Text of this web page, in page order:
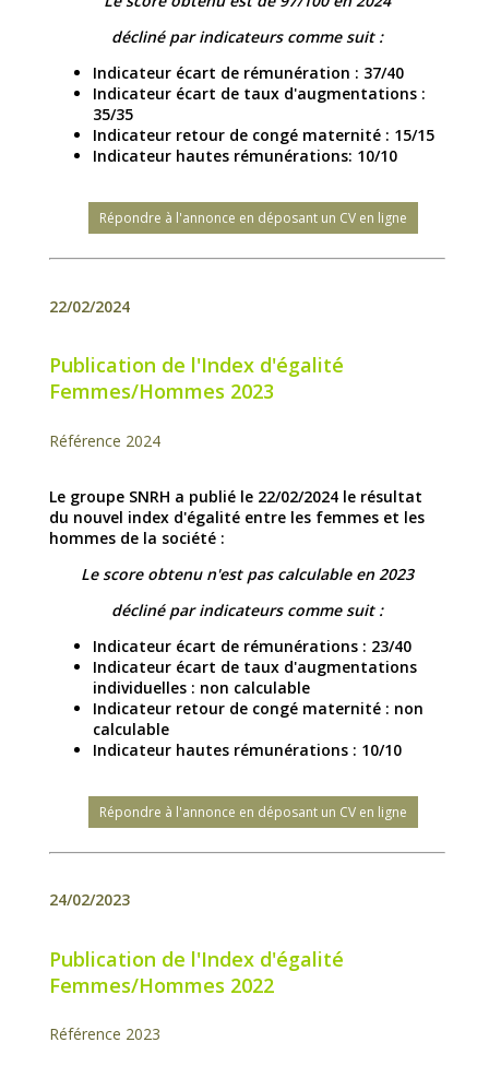
décliné par indicateurs comme suit :
Indicateur écart de rémunération : 37/40
Indicateur écart de taux d'augmentations :
35/35
Indicateur retour de congé maternité : 15/15
Indicateur hautes rémunérations: 10/10
Répondre à l'annonce en déposant un CV en ligne
22/02/2024
Publication de l'Index d'égalité
Femmes/Hommes 2023
Référence 2024
Le groupe SNRH a publié le 22/02/2024 le résultat
du nouvel index d'égalité entre les femmes et les
hommes de la société :
Le score obtenu n'est pas calculable en 2023
décliné par indicateurs comme suit :
Indicateur écart de rémunérations : 23/40
Indicateur écart de taux d'augmentations
individuelles : non calculable
Indicateur retour de congé maternité : non
calculable
Indicateur hautes rémunérations : 10/10
Répondre à l'annonce en déposant un CV en ligne
24/02/2023
Publication de l'Index d'égalité
Femmes/Hommes 2022
Référence 2023